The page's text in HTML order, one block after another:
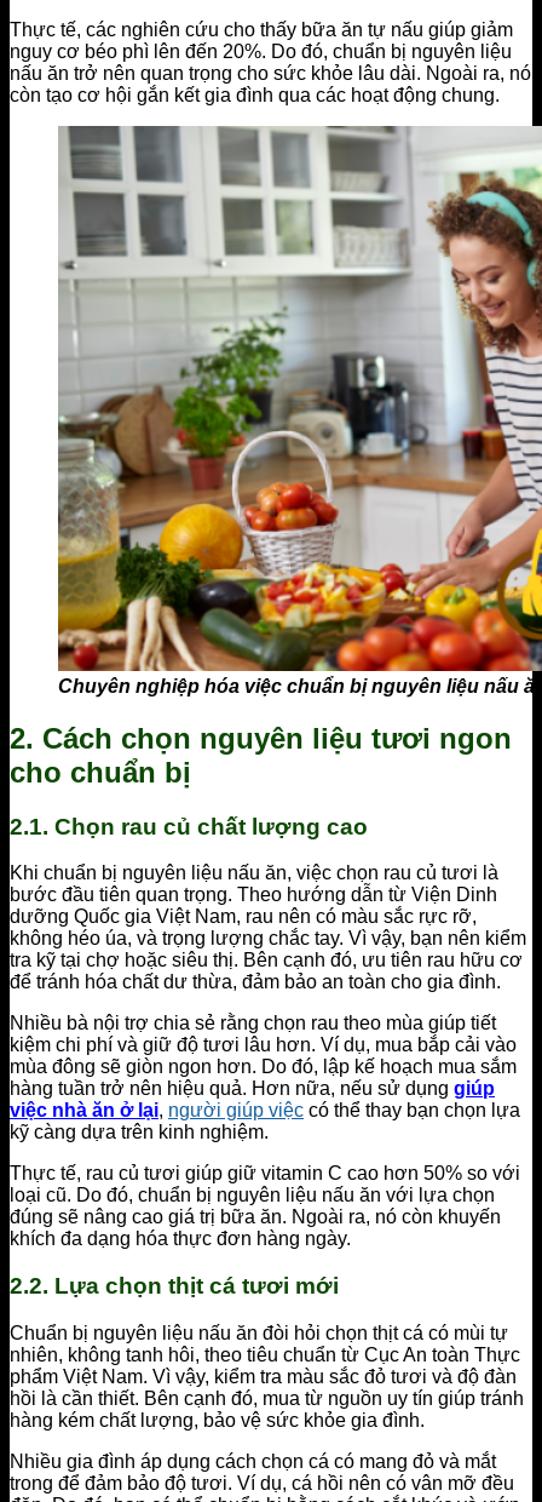
Thực tế, các nghiên cứu cho thấy bữa ăn tự nấu giúp giảm
nguy cơ béo phì lên đến 20%. Do đó, chuẩn bị nguyên liệu
nấu ăn trở nên quan trọng cho sức khỏe lâu dài. Ngoài ra, nó
còn tạo cơ hội gắn kết gia đình qua các hoạt động chung.
Chuyên nghiệp hóa việc chuẩn bị nguyên liệu nấu
2. Cách chọn nguyên liệu tươi ngon
cho chuẩn bị
2.1. Chọn rau củ chất lượng cao
Khi chuẩn bị nguyên liệu nấu ăn, việc chọn rau củ tươi là
bước đầu tiên quan trọng. Theo hướng dẫn từ Viện Dinh
dưỡng Quốc gia Việt Nam, rau nên có màu sắc rực rỡ,
không héo úa, và trọng lượng chắc tay. Vì vậy, bạn nên kiểm
tra kỹ tại chợ hoặc siêu thị. Bên cạnh đó, ưu tiên rau hữu cơ
để tránh hóa chất dư thừa, đảm bảo an toàn cho gia đình.
Nhiều bà nội trợ chia sẻ rằng chọn rau theo mùa giúp tiết
kiệm chi phí và giữ độ tươi lâu hơn. Ví dụ, mua bắp cải vào
mùa đông sẽ giòn ngon hơn. Do đó, lập kế hoạch mua sắm
hàng tuần trở nên hiệu quả. Hơn nữa, nếu sử dụng giúp
việc nhà ăn ở lại, người giúp việc có thể thay bạn chọn lựa
kỹ càng dựa trên kinh nghiệm.
Thực tế, rau củ tươi giúp giữ vitamin C cao hơn 50% so với
loại cũ. Do đó, chuẩn bị nguyên liệu nấu ăn với lựa chọn
đúng sẽ nâng cao giá trị bữa ăn. Ngoài ra, nó còn khuyến
khích đa dạng hóa thực đơn hàng ngày.
2.2. Lựa chọn thịt cá tươi mới
Chuẩn bị nguyên liệu nấu ăn đòi hỏi chọn thịt cá có mùi tự
nhiên, không tanh hôi, theo tiêu chuẩn từ Cục An toàn Thực
phẩm Việt Nam. Vì vậy, kiểm tra màu sắc đỏ tươi và độ đàn
hồi là cần thiết. Bên cạnh đó, mua từ nguồn uy tín giúp tránh
hàng kém chất lượng, bảo vệ sức khỏe gia đình.
Nhiều gia đình áp dụng cách chọn cá có mang đỏ và mắt
trong để đảm bảo độ tươi. Ví dụ, cá hồi nên có vân mỡ đều